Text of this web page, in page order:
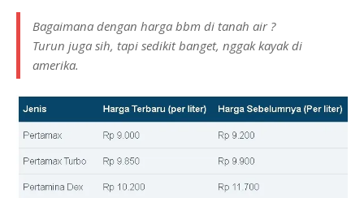
Bagaimana dengan harga bbm di tanah air ?
Turun juga sih, tapi sedikit banget, nggak kayak di
amerika.